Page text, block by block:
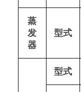
蒸
发
器
型式
型式